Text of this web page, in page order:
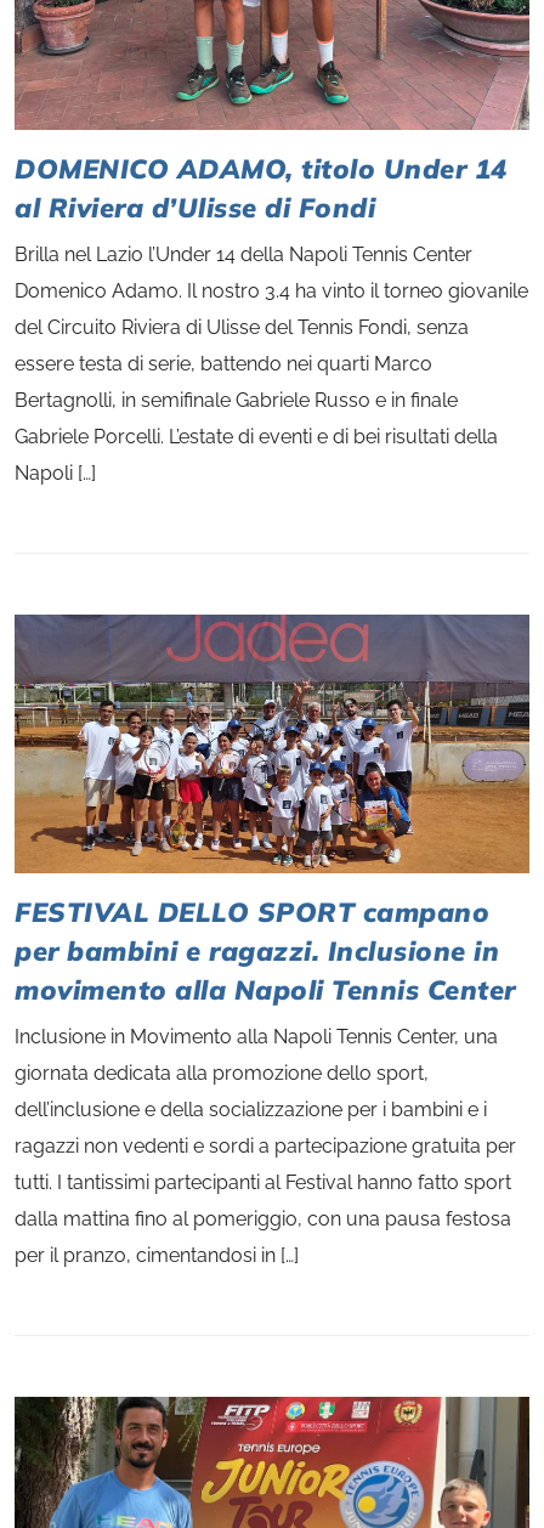
DOMENICO ADAMO, titolo Under 14
al Riviera d’Ulisse di Fondi
Brilla nel Lazio l’Under 14 della Napoli Tennis Center
Domenico Adamo. Il nostro 3.4 ha vinto il torneo giovanile
del Circuito Riviera di Ulisse del Tennis Fondi, senza
essere testa di serie, battendo nei quarti Marco
Bertagnolli, in semifinale Gabriele Russo e in finale
Gabriele Porcelli. L’estate di eventi e di bei risultati della
Napoli […]
FESTIVAL DELLO SPORT campano
per bambini e ragazzi. Inclusione in
movimento alla Napoli Tennis Center
Inclusione in Movimento alla Napoli Tennis Center, una
giornata dedicata alla promozione dello sport,
dell’inclusione e della socializzazione per i bambini e i
ragazzi non vedenti e sordi a partecipazione gratuita per
tutti. I tantissimi partecipanti al Festival hanno fatto sport
dalla mattina fino al pomeriggio, con una pausa festosa
per il pranzo, cimentandosi in […]